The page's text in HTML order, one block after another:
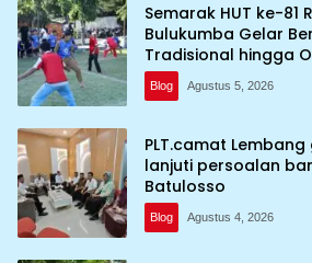
Semarak HUT ke-81
Bulukumba Gelar
Tradisional hingga
Blog Agustus 5, 2026
PLT.camat
lanjuti persoalan
Batulosso
Blog Agustus 4, 2026